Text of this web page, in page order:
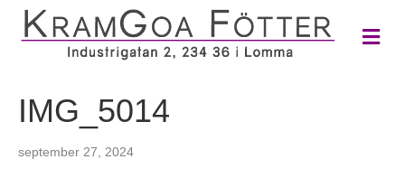
M
e
IMG_5014
september 27, 2024